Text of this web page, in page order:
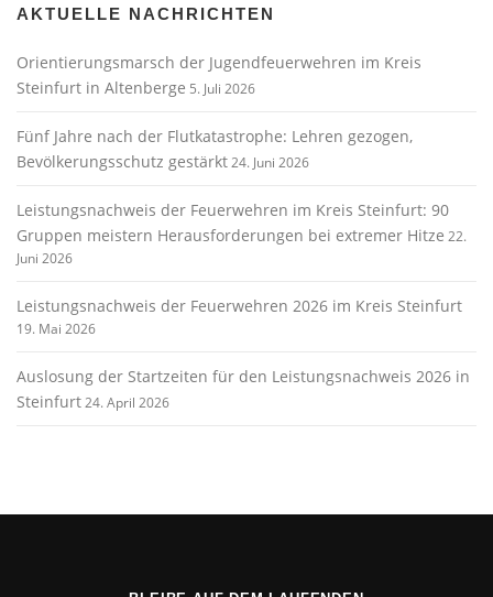
AKTUELLE NACHRICHTEN
Orientierungsmarsch der Jugendfeuerwehren im Kreis
Steinfurt in Altenberge 5. Juli 2026
Fünf Jahre nach der Flutkatastrophe: Lehren gezogen,
Bevölkerungsschutz gestärkt24. Juni 2026
Leistungsnachweis der Feuerwehren im Kreis Steinfurt: 90
Gruppen meistern Herausforderungen bei extremer Hitze 22.
Juni 2026
Leistungsnachweis der Feuerwehren 2026 im Kreis Steinfurt
19. Mai 2026
Auslosung der Startzeiten für den Leistungsnachweis 2026 in
Steinfurt24. April 2026